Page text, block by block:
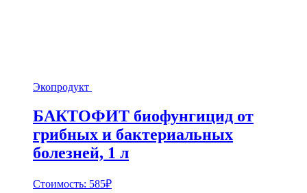
Экопродукт
БАКТОФИТ биофунгицид от
грибных и бактериальных
болезней, 1 л
Стоимость: 585₽